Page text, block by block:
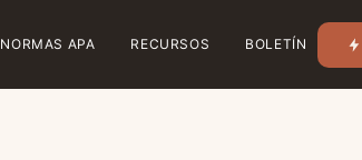
NORMAS APA RECURSOS BOLETÍN